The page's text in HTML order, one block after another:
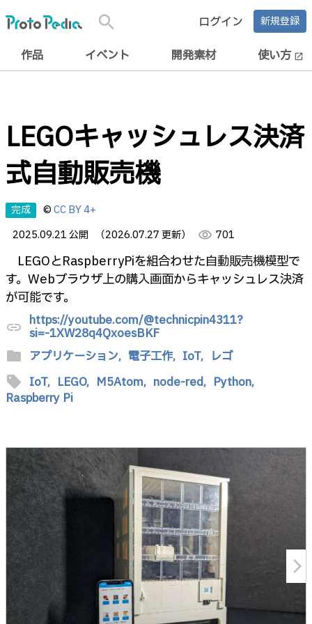
search ログイン 新規登録
作品 イベント 開発素材 使い方 open_in_new
LEGOキャッシュレス決済
式自動販売機
完成 ©CC BY 4+
2025.09.21 公開
（2026.07.27 更新） visibility 701
LEGOとRaspberryPiを組合わせた自動販売機模型で
す。Webブラウザ上の購入画面からキャッシュレス決済
が可能です。
link https://youtube.com/@technicpin4311?
si=-1XW28q4QxoesBKF
folder アプリケーション, 電子工作, IoT, レゴ
sell IoT, LEGO, M5Atom, node-red, Python,
Raspberry Pi
arrow_forward_ios